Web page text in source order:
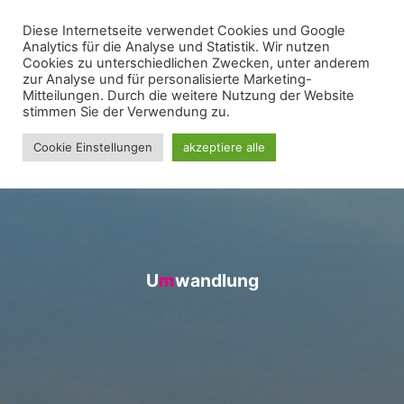
Inhalt
springen
WIR FÜR UNNA - FRAKTION
Um
mwandlung
Diese Internetseite verwendet Cookies und Google
Analytics für die Analyse und Statistik. Wir nutzen
Cookies zu unterschiedlichen Zwecken, unter anderem
zur Analyse und für personalisierte Marketing-
Mitteilungen. Durch die weitere Nutzung der Website
stimmen Sie der Verwendung zu.
Cookie Einstellungen akzeptiere alle